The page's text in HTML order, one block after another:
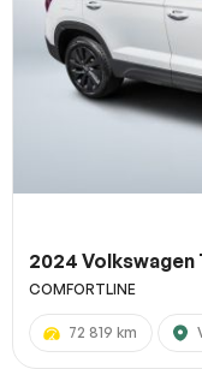
2024 Volkswagen
COMFORTLINE
72 819 km
URL de
Partagez un lien
illustrant le
votre fichier sur
Dropbox, Imgur